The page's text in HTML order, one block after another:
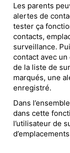
Les parents
alertes de
tester ça
contacts,
surveillance.
contact avec
de la liste de
marqués, une
enregistré.
Dans
dans cette
l’utilisateur de